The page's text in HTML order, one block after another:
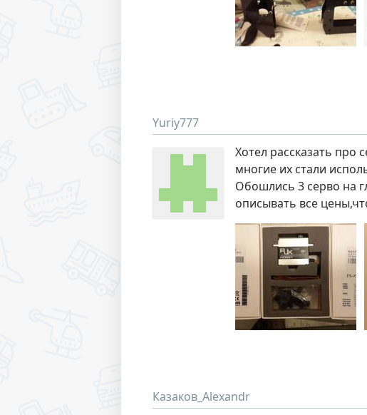
Yuriy777
Хотел рассказать про
многие их стали
Обошлись 3 серво на
описывать все
Казаков_Alexandr